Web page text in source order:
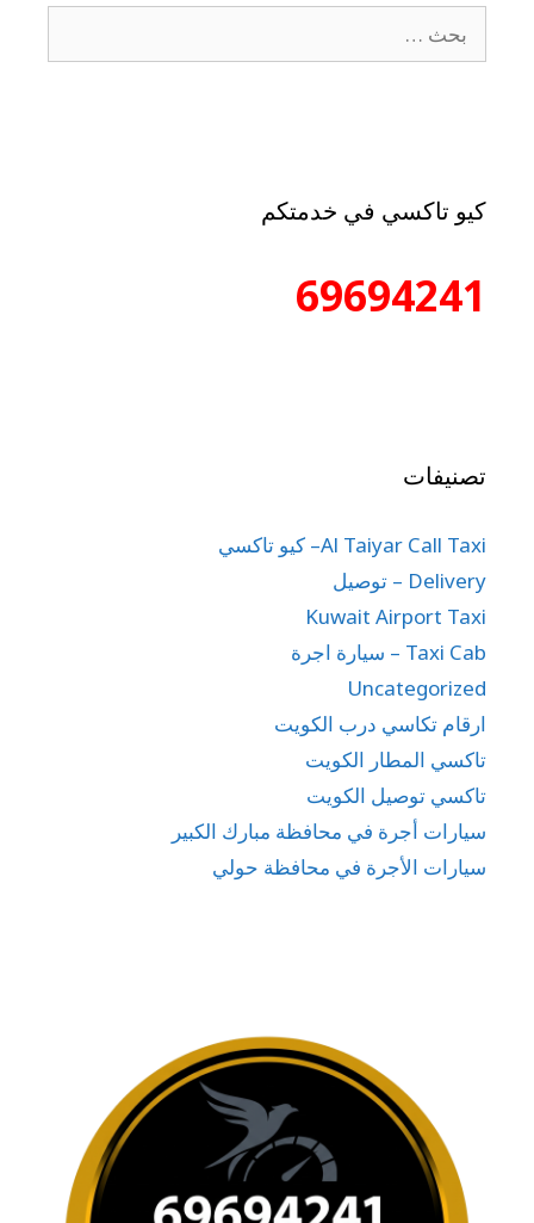
كيو تاكسي في خدمتكم
69694241
تصنيفات
Al Taiyar Call Taxi– كيو تاكسي
Delivery – توصيل
Kuwait Airport Taxi
Taxi Cab – سيارة اجرة
Uncategorized
ارقام تكاسي درب الكويت
تاكسي المطار الكويت
تاكسي توصيل الكويت
سيارات أجرة في محافظة مبارك الكبير
سيارات الأجرة في محافظة حولي